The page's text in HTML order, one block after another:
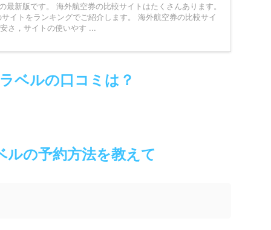
最新版です。 海外航空券の比較サイトはたくさんあります。
イトをランキングでご紹介します。 海外航空券の比較サイ
さ，サイトの使いやす ...
ベルの口コミは？
ルの予約方法を教えて